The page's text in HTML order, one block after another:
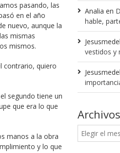
pasando, las
en el año
nuevo, aunque la
mismas
mismos.
contrario, quiero
segundo tiene un
que era lo que
manos a la obra
y lo que
Analia en
hable,
vestidos y
Archivos